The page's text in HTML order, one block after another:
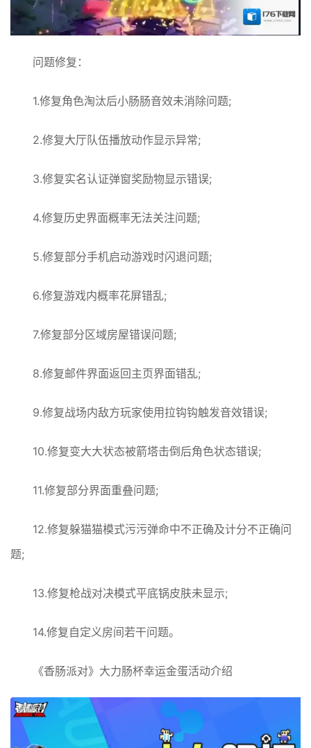
问题修复：
1.修复角色淘汰后小肠肠音效未消除问题;
2.修复大厅队伍播放动作显示异常;
3.修复实名认证弹窗奖励物显示错误;
4.修复历史界面概率无法关注问题;
5.修复部分手机启动游戏时闪退问题;
6.修复游戏内概率花屏错乱;
7.修复部分区域房屋错误问题;
8.修复邮件界面返回主页界面错乱;
9.修复战场内敌方玩家使用拉钩钩触发音效错误;
10.修复变大大状态被箭塔击倒后角色状态错误;
11.修复部分界面重叠问题;
12.修复躲猫猫模式污污弹命中不正确及计分不正确问
题;
13.修复枪战对决模式平底锅皮肤未显示;
14.修复自定义房间若干问题。
《香肠派对》大力肠杯幸运金蛋活动介绍